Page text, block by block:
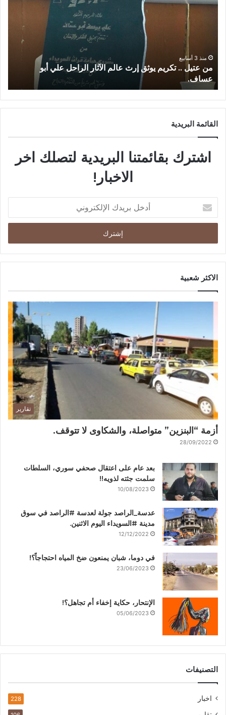
27/06/2026
الملاذ الرقمي…جغرافيا العتمة واقتصاد النجاة في السويداء.
القائمة البريدية
اشترك بقائمتنا البريدية لتصلك اخر
الاخبار!
الاكثر شعبية
تقارير
أزمة “البنزين” متواصلة، والشكاوى لا تتوقف.
28/09/2022
بعد عام على اعتقال صحفي سوري، السلطات
سلمت جثته لذويه!!
10/08/2023
عدسة_الراصد جولة لعدسة #الراصد في سوق
مدينة #السويداء اليوم الاثنين.
12/12/2022
في دوما، شبان يمنعون ضخ المياه احتجاجاً؟!
23/06/2023
الإنتحار، حكاية إخفاء أم تجاهل؟!
05/06/2023
التصنيفات
اخبار 228